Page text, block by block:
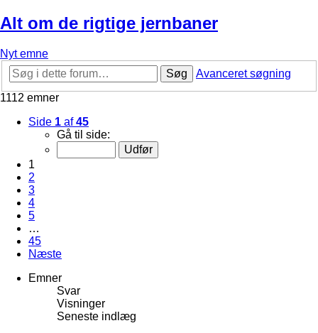
Alt om de rigtige jernbaner
Nyt emne
Søg
Avanceret søgning
1112 emner
Side 1 af45
Gå til side:
1
2
3
4
5
…
45
Næste
Emner
Svar
Visninger
Seneste indlæg